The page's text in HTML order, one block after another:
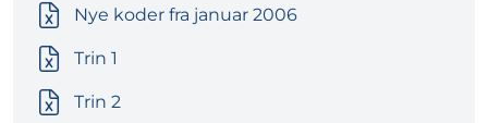
Nye koder fra januar 2006
Trin 1
Trin 2